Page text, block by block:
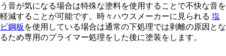
う音が気になる場合は特殊な塗料を使用することで不快な音を
軽減することが可能です。時々ハウスメーカーに見られる 塩
ビ鋼板 を使用している場合は通常の下処理では剥離の原因とな
るため専用のプライマー処理をした後に塗装をします。